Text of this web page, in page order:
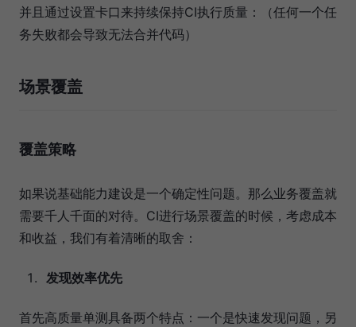
并且通过设置卡口来持续保持CI执行质量：（任何一个任
务失败都会导致无法合并代码）
场景覆盖
覆盖策略
如果说基础能力建设是一个确定性问题。那么业务覆盖就
需要千人千面的对待。CI进行场景覆盖的时候，考虑成本
和收益，我们有着清晰的取舍：
发现效率优先
首先高质量单测具备两个特点：一个是快速发现问题，另